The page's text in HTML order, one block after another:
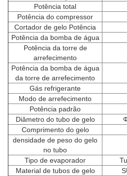
Potência total
Potência do compressor
Cortador de gelo Potência
Potência da bomba de água
Potência da torre de
arrefecimento
Potência da bomba de água
da torre de arrefecimento
Gás refrigerante
Modo de arrefecimento
Potência padrão
Diâmetro do tubo de gelo
Comprimento do gelo
densidade de peso do gelo
no tubo
Tipo de evaporador
Material de tubos de gelo